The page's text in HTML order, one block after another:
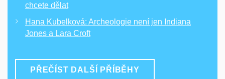
chcete dělat
Hana Kubelková: Archeologie není jen Indiana
Jones a Lara Croft
PŘEČÍST DALŠÍ PŘÍBĚHY